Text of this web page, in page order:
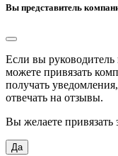
Вы представитель
Если вы
можете привязать
получать
отвечать на отзывы.
Вы желаете
Да